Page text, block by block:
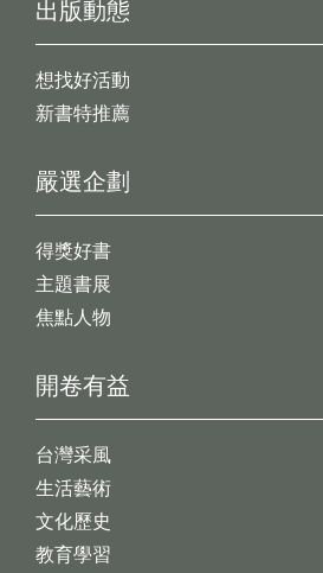
出版動態
想找好活動
新書特推薦
開卷有益
台灣采風
生活藝術
文化歷史
教育學習
嚴選企劃
得獎好書
主題書展
焦點人物